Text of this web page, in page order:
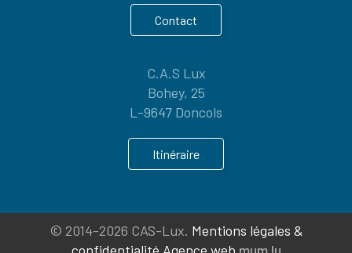
Contact
C.A.S Lux
Bohey, 25
9647 Doncols
Itinéraire
© 2014-2026 CAS-Lux. Mentions légales &
confidentialité Agence web mum.lu